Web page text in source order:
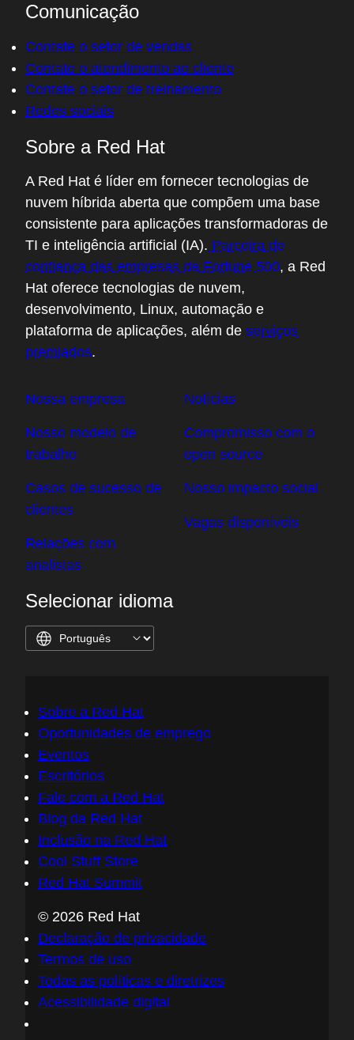
Comunicação
Contate o setor de vendas
Contate o atendimento ao cliente
Contate o setor de treinamento
Redes sociais
Sobre a Red Hat
A Red Hat é líder em fornecer tecnologias de
nuvem híbrida aberta que compõem uma base
consistente para aplicações transformadoras de
TI e inteligência artificial (IA). Parceira de
confiança das empresas da Fortune 500, a Red
Hat oferece tecnologias de nuvem,
desenvolvimento, Linux, automação e
plataforma de aplicações, além de serviços
premiados.
Nossa empresa
Nosso modelo de
trabalho
Casos de sucesso de
clientes
Relações com
analistas
Notícias
Compromisso com o
open source
Nosso impacto social
Vagas disponíveis
Selecionar idioma
Sobre a Red Hat
Oportunidades de emprego
Eventos
Escritórios
Fale com a Red Hat
Blog da Red Hat
Inclusão na Red Hat
Cool Stuff Store
Red Hat Summit
© 2026 Red Hat
Declaração de privacidade
Termos de uso
Todas as políticas e diretrizes
Acessibilidade digital